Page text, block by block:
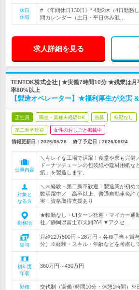
休日
休暇
# 《年間休日130日》* 4勤2休（4日勤務
間カレンダー（土日・平日休み混…
求人詳細を見る
TENTOK株式会社 | ★実働7時間10分 ★残業は
率80%以上
【製造オペレーター】★福利厚生が充実
正社員 職種・業種未経験OK 急募 転勤なし
第二新卒歓迎 女性のおしごと掲載中
情報更新日：2026/06/26 終了予定日： 2026/09/24
仕事内容
＼キレイな工場で活躍！食堂や寮も完
ドーナツチェーンの包装紙や建材用紙な
紙」を製造します。
対象と
なる方
＼未経験・第二新卒歓迎！製造業が初め
数活躍中／ 高卒以上、普通自動車免許
実！資格取得支援あり
勤務地
★転勤なし・UIターン歓迎・マイカー通
社／静岡県富士市天間264 ▼アクセ…
給与
月給22万500円～28万円＋各種手当＋賞
分）※経験・スキル・年齢などを考慮し
初年度
年収
360万円～430万円
勤務
交代制（実働7時間10分・休憩1時間）※